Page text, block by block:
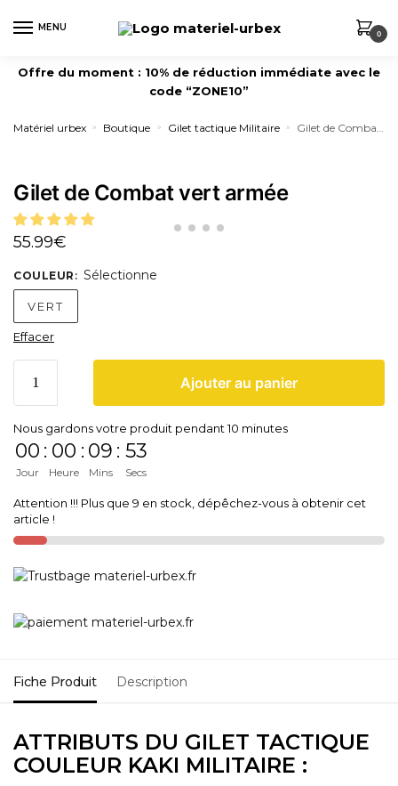
MENU
0
Offre du moment : 10% de réduction immédiate avec le
code “ZONE10”
Matériel urbex » Boutique » Gilet tactique Militaire » Gilet de Combat vert armée
Gilet de Combat vert armée
55.99€
COULEUR : Sélectionne
VERT
Effacer
Ajouter au panier
Nous gardons votre produit pendant 10 minutes
00
Jour
: 00
Heure
: 09
Mins
: 53
Secs
Attention !!! Plus que 9 en stock, dépêchez-vous à obtenir cet
article !
Fiche Produit Description
ATTRIBUTS DU GILET TACTIQUE
COULEUR KAKI MILITAIRE :